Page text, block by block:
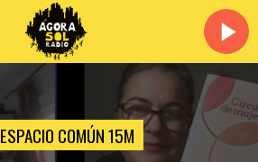
ESPACIO COMÚN 15M